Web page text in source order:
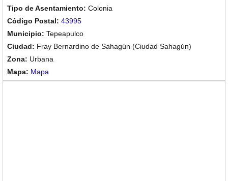
Colonia
43995
Tepeapulco
Fray Bernardino de Sahagún (Ciudad Sahagún)
Urbana
Mapa